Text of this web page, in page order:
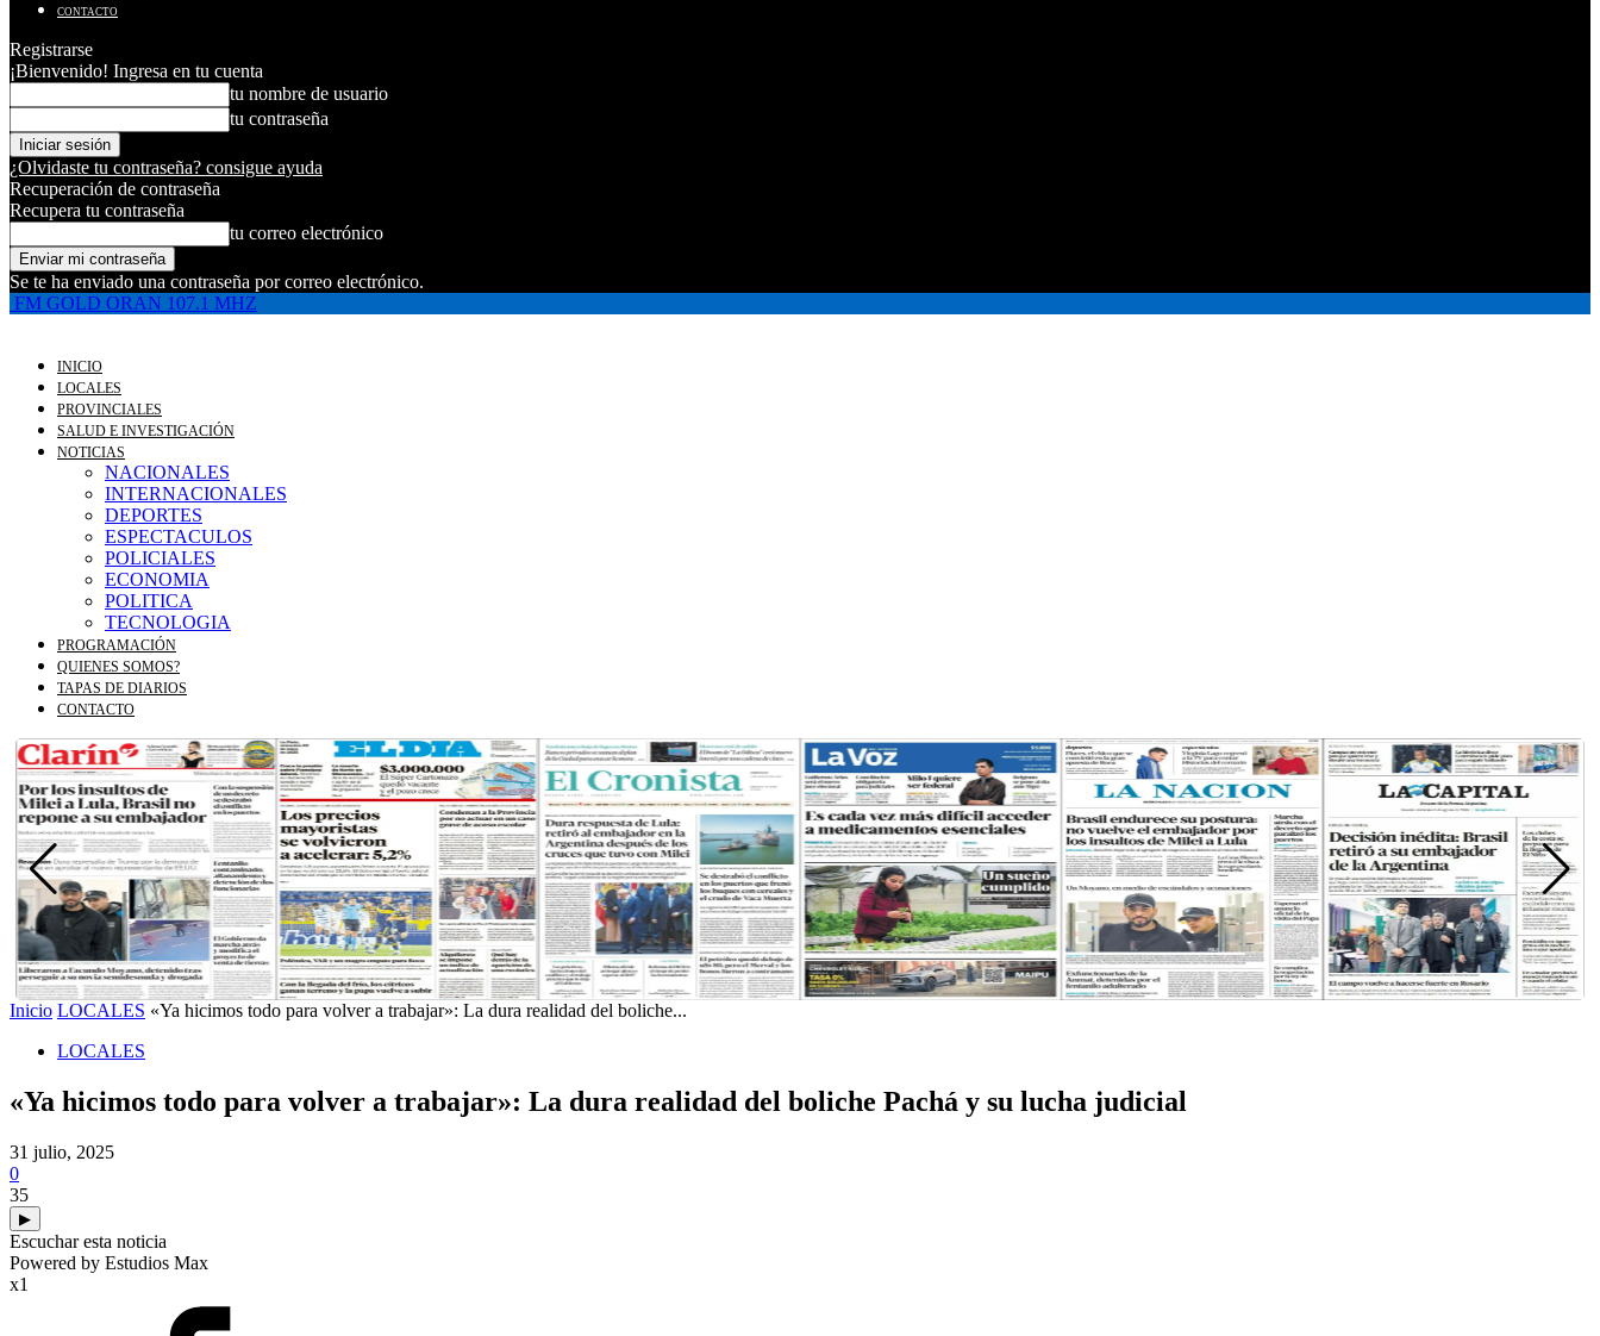
CONTACTO
Registrarse
¡Bienvenido! Ingresa en tu cuenta
tu nombre de usuario
tu contraseña
¿Olvidaste tu contraseña? consigue ayuda
Recuperación de contraseña
Recupera tu contraseña
tu correo electrónico
Se te ha enviado una contraseña por correo electrónico.
FM GOLD ORAN 107.1 MHZ
INICIO
LOCALES
PROVINCIALES
SALUD E INVESTIGACIÓN
NOTICIAS
NACIONALES
INTERNACIONALES
DEPORTES
ESPECTACULOS
POLICIALES
ECONOMIA
POLITICA
TECNOLOGIA
PROGRAMACIÓN
QUIENES SOMOS?
TAPAS DE DIARIOS
CONTACTO
Inicio LOCALES «Ya hicimos todo para volver a trabajar»: La dura realidad del boliche...
LOCALES
«Ya hicimos todo para volver a trabajar»: La dura realidad del boliche Pachá y su lucha judicial
31 julio, 2025
0
35
▶
Escuchar esta noticia
Powered by Estudios Max
x1